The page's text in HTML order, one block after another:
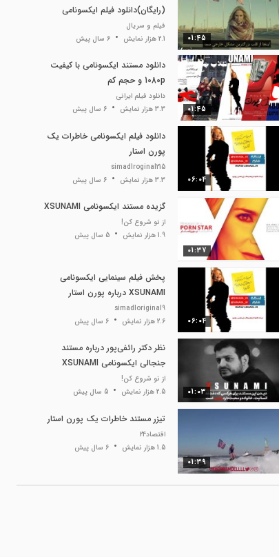
01:45
(رایگان)دانلود فیلم ایکسونامی
فیلم و سریال
2.1 هزار نمایش
6 سال پیش
01:45
دانلود مستند ایکسونامی با کیفیت
1080p و حجم کم
دانلود فیلم ایرانی
3.3 هزار نمایش
6 سال پیش
06:04
دانلود فیلم ایکسونامی خاطرات یک
پورن استار
simadlroginal215
3.3 هزار نمایش
6 سال پیش
01:37
گزیده مستند ایکسونامی XSUNAMI
از نو شروع کن!
1.9 هزار نمایش
5 سال پیش
06:04
پخش فیلم سینمایی ایکسونامی
XSUNAMI درباره پورن استار
simadloriginal9
2.6 هزار نمایش
6 سال پیش
01:03
نظر دکتر رائفی‌پور درباره مستند
جنجالی ایکسونامی XSUNAMI
از نو شروع کن!
2.5 هزار نمایش
5 سال پیش
01:39
تیزر مستند خاطرات یک پورن استار
اقتصاد24
1.5 هزار نمایش
6 سال پیش